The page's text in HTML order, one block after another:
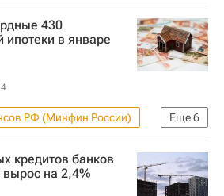
Россия
430
ипотеки в январе
Еще6
РФ (Минфин России)
Москва
(Подмосковье)
кредитов банков
вырос на 2,4%